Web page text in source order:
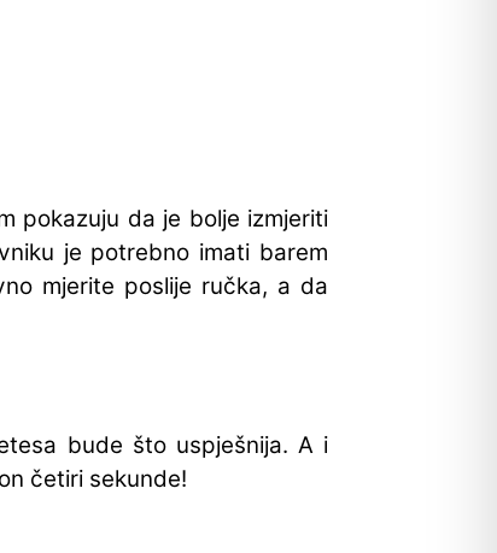
pokazuju da je bolje izmjeriti
je potrebno imati barem
mjerite poslije ručka, a da
bude što uspješnija. A i
četiri sekunde!